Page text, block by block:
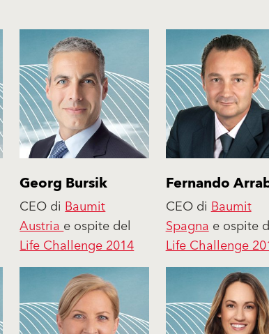
Georg Bursik Fernando
CEO diBaumit
Austriae ospite del
Life Challenge 2014
CEO diBaumit
Spagnae ospite
Life Challenge